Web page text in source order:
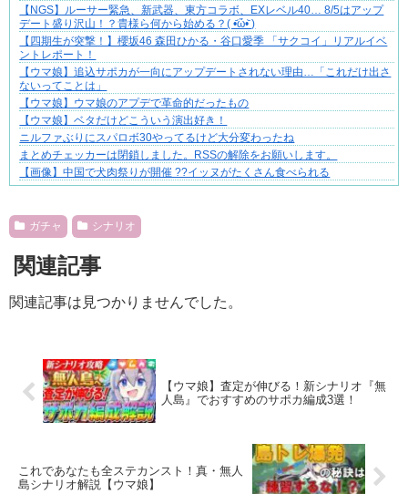
【NGS】ルーサー緊急、新武器、東方コラボ、EXレベル40… 8/5はアップ
デート盛り沢山！？貴様ら何から始める？( •᷄ὤ•᷅ )
【四期生が突撃！】櫻坂46 森田ひかる・谷口愛季 「サクコイ」リアルイベ
ントレポート！
【ウマ娘】追込サポカが一向にアップデートされない理由…「これだけ出さ
ないってことは」
【ウマ娘】ウマ娘のアプデで革命的だったもの
【ウマ娘】ベタだけどこういう演出好き！
ニルファぶりにスパロボ30やってるけど大分変わったね
まとめチェッカーは閉鎖しました。RSSの解除をお願いします。
【画像】中国で犬肉祭りが開催 ??イッヌがたくさん食べられる
ガチャ シナリオ
関連記事
関連記事は見つかりませんでした。
【ウマ娘】査定が伸びる！新シナリオ『無
人島』でおすすめのサポカ編成3選！
これであなたも全ステカンスト！真・無人
島シナリオ解説【ウマ娘】